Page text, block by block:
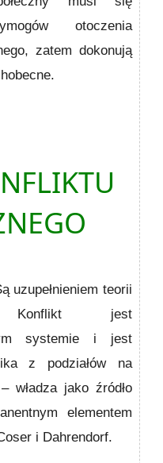
otoczenia
zatem dokonują
uzupełnieniem teorii
Konflikt jest
systemie i jest
z podziałów na
władza jako źródło
elementem
i Dahrendorf.